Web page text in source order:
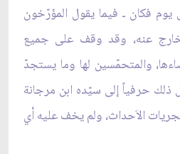
فكان ـ فيما يقول المؤرّخون
عنه، وقد وقف على جميع
والمتحمّسين لها وما يستجدّ
حرفياً إلى سيّده ابن مرجانة
الاَحداث، ولم يخف عليه أي